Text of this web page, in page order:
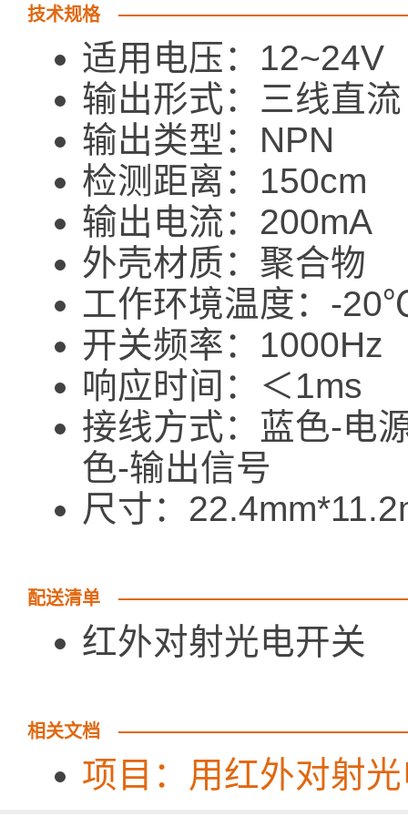
技术规格
适用电压：12~24V
输出形式：三线直
输出类型：NPN
检测距离：150cm
输出电流：200mA
外壳材质：聚合物
工作环境温度：-
开关频率：1000Hz
响应时间：＜1ms
接线方式：蓝色-电
色-输出信号
尺寸：
配送清单
红外对射
相关文档
项目：用红外对射